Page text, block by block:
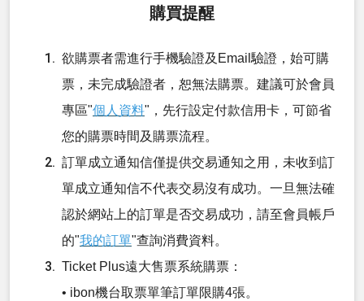
購買提醒
欲購票者需進行手機驗證及Email驗證，始可購
票，未完成驗證者，恕無法購票。建議可於會員
專區"個人資料"，先行設定付款信用卡，可節省
您的購票時間及購票流程。
訂單成立通知信僅提供交易通知之用，未收到訂
單成立通知信不代表交易沒有成功。一旦無法確
認於網站上的訂單是否交易成功，請至會員帳戶
的"我的訂單"查詢消費資料。
Ticket Plus遠大售票系統購票：
• ibon機台取票單筆訂單限購4張。